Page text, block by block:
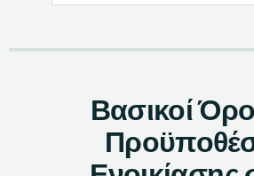
Βασικοί